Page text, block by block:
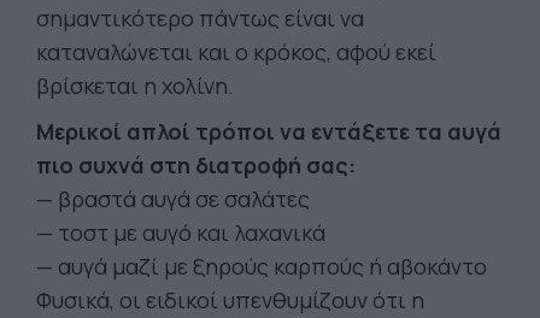
σημαντικότερο πάντως είναι να
καταναλώνεται και ο κρόκος, αφού εκεί
βρίσκεται η χολίνη.
Μερικοί απλοί τρόποι να εντάξετε τα αυγά
πιο συχνά στη διατροφή σας:
— βραστά αυγά σε σαλάτες
— τοστ με αυγό και λαχανικά
— αυγά μαζί με ξηρούς καρπούς ή αβοκάντο
Φυσικά, οι ειδικοί υπενθυμίζουν ότι η